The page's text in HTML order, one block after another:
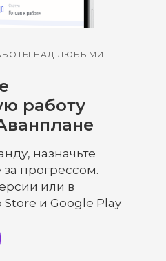
НАД ЛЮБЫМИ
работу
назначьте
за прогрессом.
или в
и Google Play